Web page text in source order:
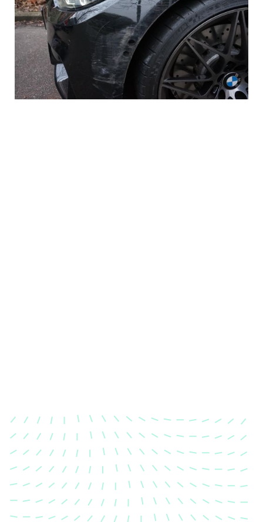
Karosserievermessung
Unsere exakte Karosserievermessung stellt sicher,
dass Ihre Fahrzeugkarosserie nach einem Unfall